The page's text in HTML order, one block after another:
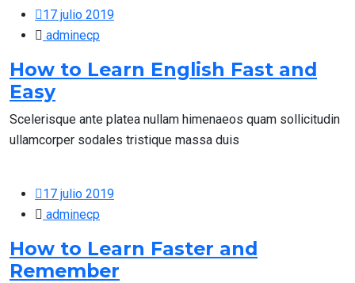
17 julio 2019
adminecp
How to Learn English Fast and
Easy
Scelerisque ante platea nullam himenaeos quam sollicitudin
ullamcorper sodales tristique massa duis
17 julio 2019
adminecp
How to Learn Faster and
Remember